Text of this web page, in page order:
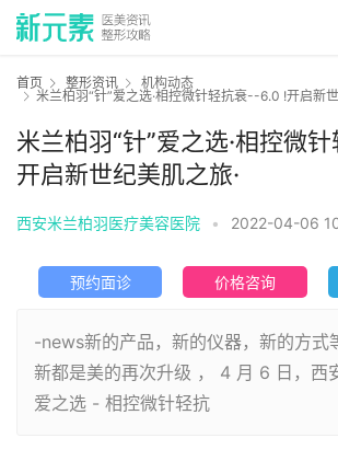
首页 整形资讯
机构动态
米兰柏羽“针”爱之选·相控微针轻抗衰--6.0 !开启新
米兰柏羽“针”爱之选·相控微
开启新世纪美肌之旅·
西安米兰柏羽医疗美容医院 • 2022-04-06
预约面诊 价格咨询
-news新的产品，新的仪器，新的方式
新都是美的再次升级 ， 4 月 6 日，西
爱之选 - 相控微针轻抗